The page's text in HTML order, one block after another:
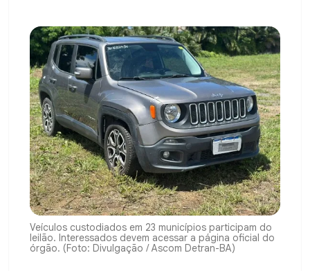
Veículos custodiados em 23 municípios participam do
leilão. Interessados devem acessar a página oficial do
órgão. (Foto: Divulgação / Ascom Detran-BA)